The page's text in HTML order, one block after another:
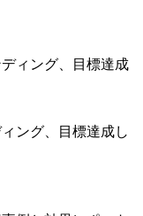
ング、目標達成し